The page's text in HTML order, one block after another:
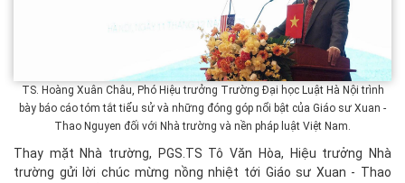
TS. Hoàng Xuân Châu, Phó Hiệu trưởng Trường Đại học Luật Hà Nội trình
bày báo cáo tóm tắt tiểu sử và những đóng góp nổi bật của Giáo sư Xuan -
Thao Nguyen đối với Nhà trường và nền pháp luật Việt Nam.
Thay mặt Nhà trường, PGS.TS Tô Văn Hòa, Hiệu trưởng Nhà
trường gửi lời chúc mừng nồng nhiệt tới Giáo sư Xuan - Thao